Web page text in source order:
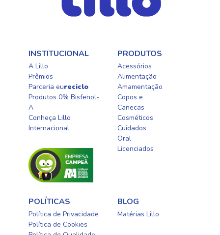
INSTITUCIONAL
A Lillo
Prêmios
Parceria eureciclo
Produtos 0% Bisfenol-
A
Conheça Lillo
Internacional
PRODUTOS
Acessórios
Alimentação
Amamentação
Copos e
Canecas
Cosméticos
Cuidados
Oral​
Licenciados​
POLÍTICAS
Política de Privacidade
Política de Cookies
BLOG
Matérias Lillo